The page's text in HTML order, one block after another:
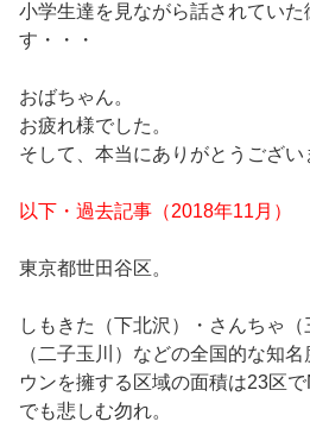
小学生達を見ながら話されてい
す・・・
おばちゃん。
お疲れ様でした。
そして、本当にありがとうござい
以下・過去記事（2018年11月）
東京都世田谷区。
しもきた（下北沢）・さんちゃ
（二子玉川）などの全国的な知
ウンを擁する区域の面積は23区
でも悲しむ勿れ。